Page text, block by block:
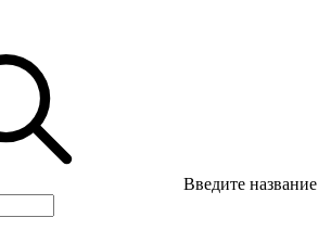
Введите название